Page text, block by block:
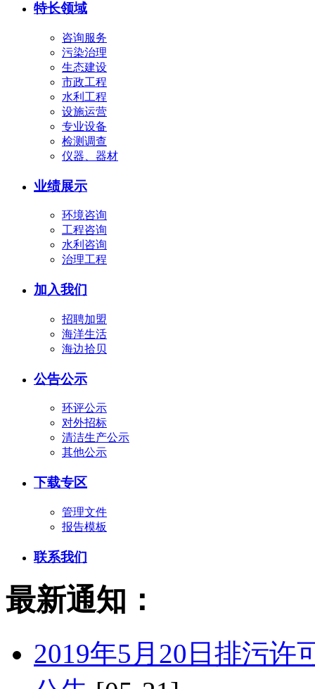
特长领域
咨询服务
污染治理
生态建设
市政工程
水利工程
设施运营
专业设备
检测调查
仪器、器材
业绩展示
环境咨询
工程咨询
水利咨询
治理工程
加入我们
招聘加盟
海洋生活
海边拾贝
公告公示
环评公示
对外招标
清洁生产公示
其他公示
下载专区
管理文件
报告模板
联系我们
最新通知：
2019年5月20日排污许